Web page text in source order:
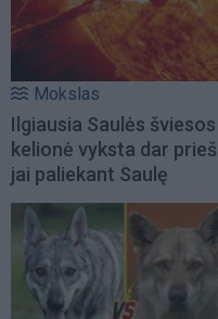
Mokslas
Ilgiausia Saulės šviesos
kelionė vyksta dar prieš
jai paliekant Saulę